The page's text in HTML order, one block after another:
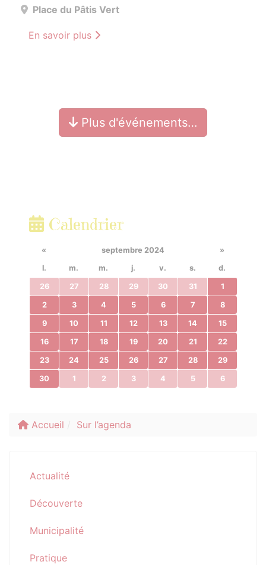
Place du Pâtis Vert
En savoir plus
Plus d'événements…
Calendrier
« septembre 2024
»
l.
m. m. j. v. s. d.
26 27 28 29 30 31 1
2 3 4 5 6 7 8
9 10 11 12 13 14 15
16 17 18 19 20 21 22
23 24 25 26 27 28 29
30 1 2 3 4 5 6
Accueil Sur l’agenda
Actualité
Découverte
Municipalité
Pratique